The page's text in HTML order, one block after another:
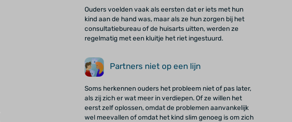
Ouders voelden vaak als eersten dat er iets met hun
kind aan de hand was, maar als ze hun zorgen bij het
consultatiebureau of de huisarts uitten, werden ze
regelmatig met een kluitje het riet ingestuurd.
Partners niet op een lijn
Soms herkennen ouders het probleem niet of pas later,
als zij zich er wat meer in verdiepen. Of ze willen het
eerst zelf oplossen, omdat de problemen aanvankelijk
wel meevallen of omdat het kind slim genoeg is om zich